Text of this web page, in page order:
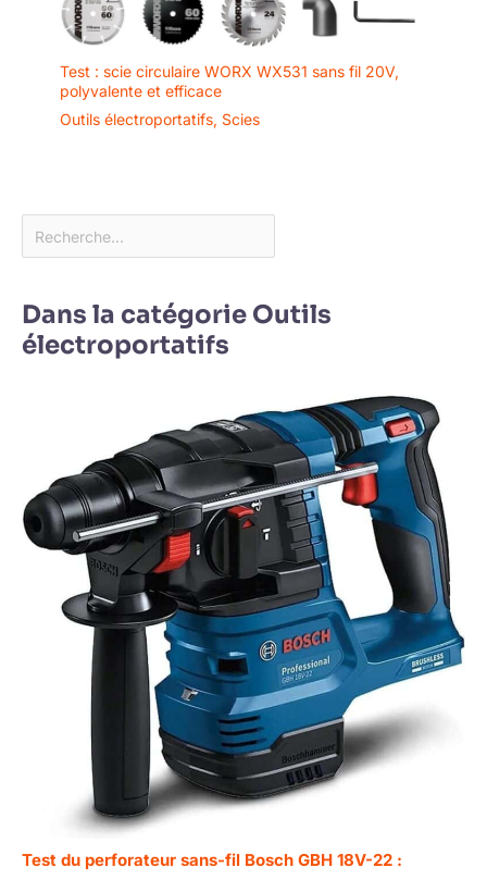
Test : scie circulaire WORX WX531 sans fil 20V,
polyvalente et efficace
Outils électroportatifs, Scies
Dans la catégorie Outils
électroportatifs
Test du perforateur sans-fil Bosch GBH 18V-22 :